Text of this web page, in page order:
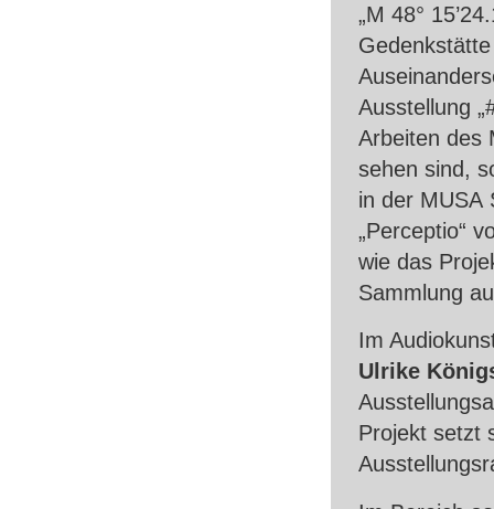
„M 48°
Ausstellung
Arbeiten des
sehen sind,
in der MUSA
„Perceptio“
wie das
Sammlung
Im
Ulrike
Projekt setzt